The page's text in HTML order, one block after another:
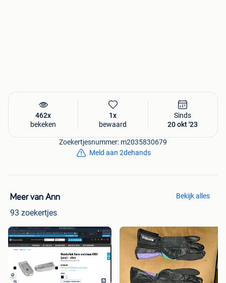
462x
bekeken
1x
bewaard
Sinds
20 okt '23
Zoekertjesnummer: m2035830679
Meld aan 2dehands
Meer van Ann
93 zoekertjes
Bekijk alles